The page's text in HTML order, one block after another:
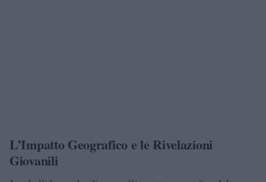
L’Impatto Geografico e le Rivelazioni
Giovanili